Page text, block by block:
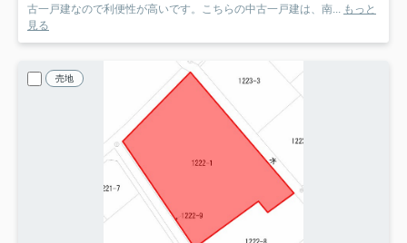
古一戸建なので利便性が高いです。こちらの中古一戸建は、南... もっと
見る
売地